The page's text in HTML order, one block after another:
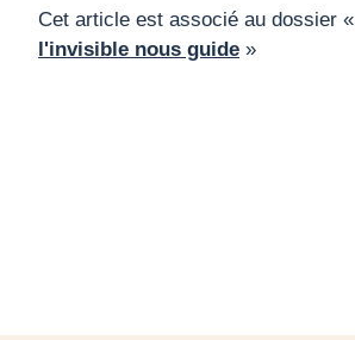
Cet article est associé au dossier
l'invisible nous guide »